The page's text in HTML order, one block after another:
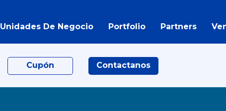
Unidades De Negocio Portfolio Partners
Cupón Contactanos